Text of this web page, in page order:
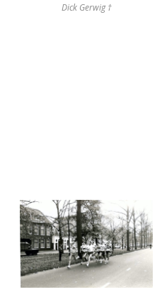
Dick Gerwig †